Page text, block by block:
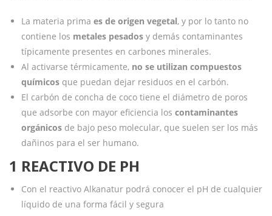
La materia prima es de origen vegetal, y por lo tanto no
contiene los metales pesados y demás contaminantes
típicamente presentes en carbones minerales.
Al activarse térmicamente, no se utilizan compuestos
químicos que puedan dejar residuos en el carbón.
El carbón de concha de coco tiene el diámetro de poros
que adsorbe con mayor eficiencia los contaminantes
orgánicos de bajo peso molecular, que suelen ser los más
dañinos para el ser humano.
1 REACTIVO DE PH
Con el reactivo Alkanatur podrá conocer el pH de cualquier
líquido de una forma fácil y segura